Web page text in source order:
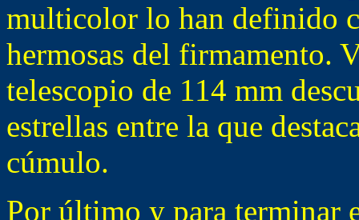
multicolor lo han definido
hermosas del firmamento.
telescopio de 114 mm
estrellas entre la que
cúmulo.
Por último y para terminar